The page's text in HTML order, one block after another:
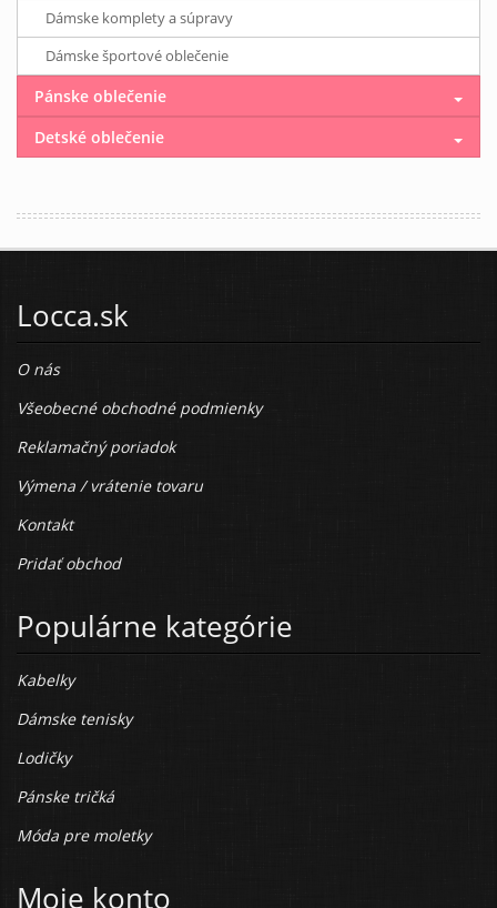
Dámske komplety a súpravy
Dámske športové oblečenie
Pánske oblečenie
Detské oblečenie
Locca.sk
O nás
Všeobecné obchodné podmienky
Reklamačný poriadok
Výmena / vrátenie tovaru
Kontakt
Pridať obchod
Populárne kategórie
Kabelky
Dámske tenisky
Lodičky
Pánske tričká
Móda pre moletky
Moje konto